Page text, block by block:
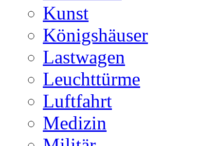
Kunst
Königshäuser
Lastwagen
Leuchttürme
Luftfahrt
Medizin